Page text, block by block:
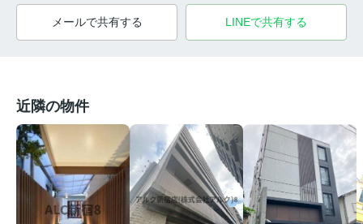
メールで共有する LINEで共有する
近隣の物件